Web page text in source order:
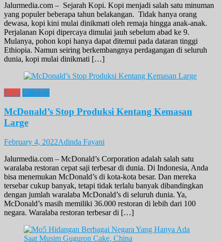
Jalurmedia.com – Sejarah Kopi. Kopi menjadi salah satu minuman
yang populer beberapa tahun belakangan. Tidak hanya orang
dewasa, kopi kini mulai dinikmati oleh remaja hingga anak-anak.
Perjalanan Kopi dipercaya dimulai jauh sebelum abad ke 9.
Mulanya, pohon kopi hanya dapat ditemui pada dataran tinggi
Ethiopia. Namun seiring berkembangnya perdagangan di seluruh
dunia, kopi mulai dinikmati […]
Food Lifestyle
McDonald’s Stop Produksi Kentang Kemasan
Large
February 4, 2022Adinda Fayani
Jalurmedia.com – McDonald’s Corporation adalah salah satu
waralaba restoran cepat saji terbesar di dunia. Di Indonesia, Anda
bisa menemukan McDonald’s di kota-kota besar. Dan mereka
tersebar cukup banyak, tetapi tidak terlalu banyak dibandingkan
dengan jumlah waralaba McDonald’s di seluruh dunia. Ya,
McDonald’s masih memiliki 36.000 restoran di lebih dari 100
negara. Waralaba restoran terbesar di […]